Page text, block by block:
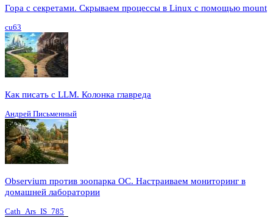
Гора с секретами. Скрываем процессы в Linux c помощью mount
cu63
Как писать с LLM. Колонка главреда
Андрей Письменный
Observium против зоопарка ОС. Настраиваем мониторинг в
домашней лаборатории
Cath_Ars_IS_785